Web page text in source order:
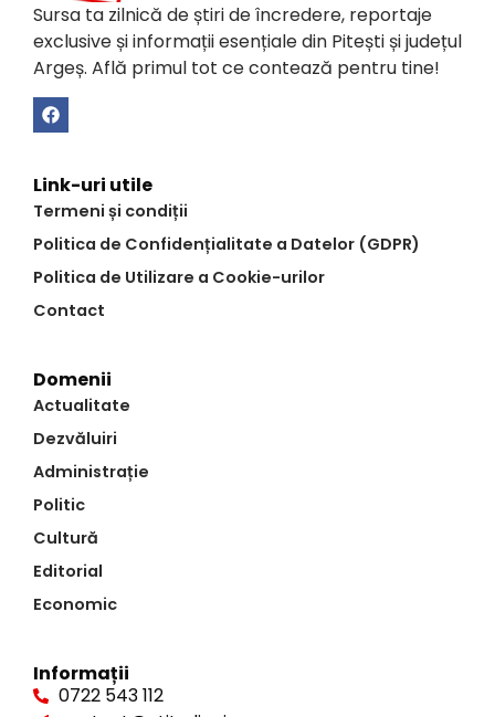
Sursa ta zilnică de știri de încredere, reportaje
exclusive și informații esențiale din Pitești și județul
Argeș. Află primul tot ce contează pentru tine!
Link-uri utile
Termeni și condiții
Politica de Confidențialitate a Datelor (GDPR)
Politica de Utilizare a Cookie-urilor
Contact
Domenii
Actualitate
Dezvăluiri
Administrație
Politic
Cultură
Editorial
Economic
Informații
0722 543 112